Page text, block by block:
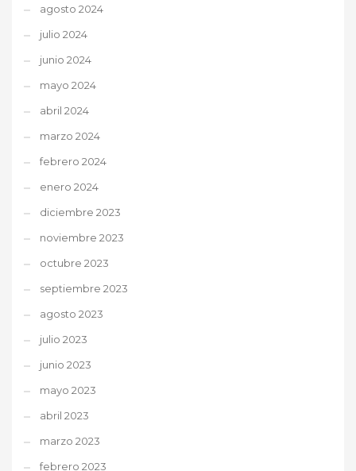
agosto 2024
julio 2024
junio 2024
mayo 2024
abril 2024
marzo 2024
febrero 2024
enero 2024
diciembre 2023
noviembre 2023
octubre 2023
septiembre 2023
agosto 2023
julio 2023
junio 2023
mayo 2023
abril 2023
marzo 2023
febrero 2023